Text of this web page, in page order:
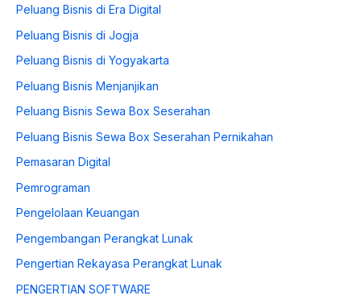
Peluang Bisnis di Era Digital
Peluang Bisnis di Jogja
Peluang Bisnis di Yogyakarta
Peluang Bisnis Menjanjikan
Peluang Bisnis Sewa Box Seserahan
Peluang Bisnis Sewa Box Seserahan Pernikahan
Pemasaran Digital
Pemrograman
Pengelolaan Keuangan
Pengembangan Perangkat Lunak
Pengertian Rekayasa Perangkat Lunak
PENGERTIAN SOFTWARE